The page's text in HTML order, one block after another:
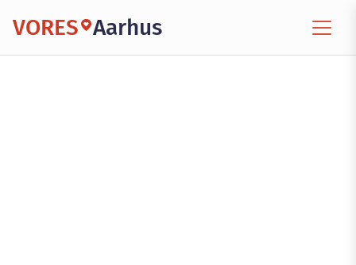
VORES Aarhus